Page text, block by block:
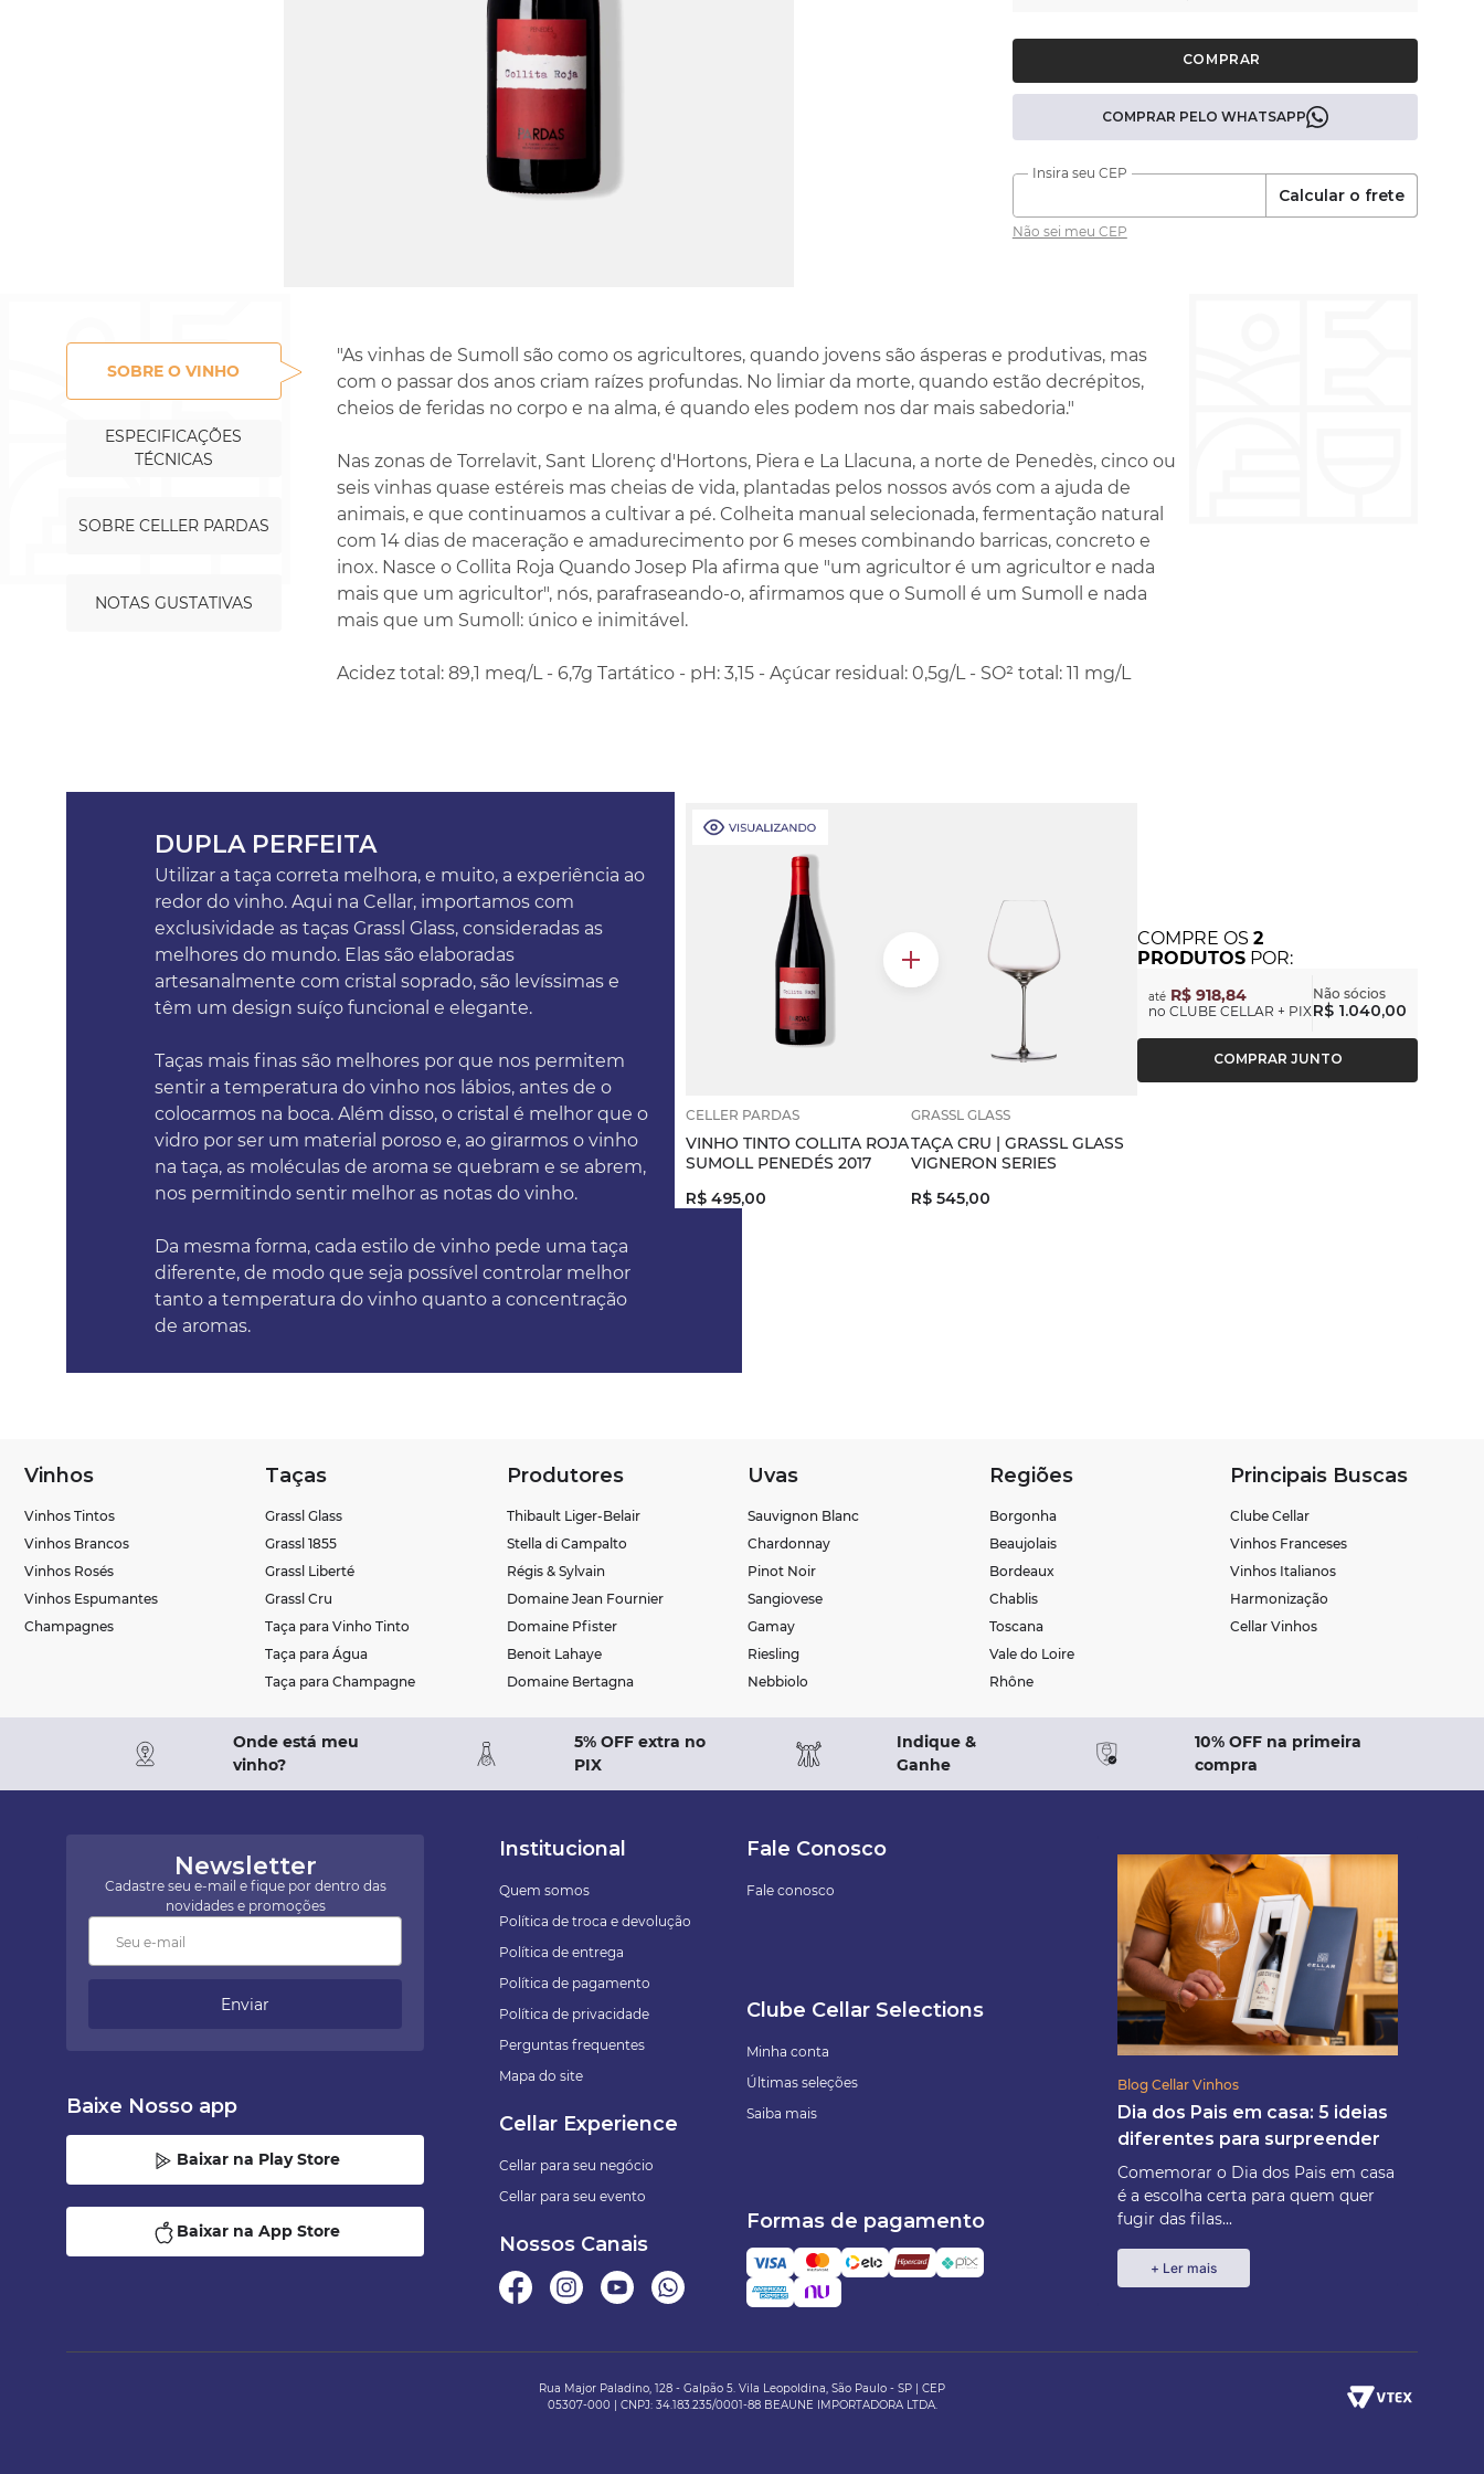
COMPRAR PELO WHATSAPP
Não sei meu CEP
Calcular o frete
SOBRE O VINHO
ESPECIFICAÇÕES
TÉCNICAS
SOBRE CELLER PARDAS
NOTAS GUSTATIVAS
"As vinhas de Sumoll são como os agricultores, quando jovens são ásperas e produtivas, mas
com o passar dos anos criam raízes profundas. No limiar da morte, quando estão decrépitos,
cheios de feridas no corpo e na alma, é quando eles podem nos dar mais sabedoria."
Nas zonas de Torrelavit, Sant Llorenç d'Hortons, Piera e La Llacuna, a norte de Penedès, cinco ou
seis vinhas quase estéreis mas cheias de vida, plantadas pelos nossos avós com a ajuda de
animais, e que continuamos a cultivar a pé. Colheita manual selecionada, fermentação natural
com 14 dias de maceração e amadurecimento por 6 meses combinando barricas, concreto e
inox. Nasce o Collita Roja Quando Josep Pla afirma que "um agricultor é um agricultor e nada
mais que um agricultor", nós, parafraseando-o, afirmamos que o Sumoll é um Sumoll e nada
mais que um Sumoll: único e inimitável.
Acidez total: 89,1 meq/L - 6,7g Tartático - pH: 3,15 - Açúcar residual: 0,5g/L - SO² total: 11 mg/L
DUPLA PERFEITA
Utilizar a taça correta melhora, e muito, a experiência ao
redor do vinho. Aqui na Cellar, importamos com
exclusividade as taças Grassl Glass, consideradas as
melhores do mundo. Elas são elaboradas
artesanalmente com cristal soprado, são levíssimas e
têm um design suíço funcional e elegante.
Taças mais finas são melhores por que nos permitem
sentir a temperatura do vinho nos lábios, antes de o
colocarmos na boca. Além disso, o cristal é melhor que o
vidro por ser um material poroso e, ao girarmos o vinho
na taça, as moléculas de aroma se quebram e se abrem,
nos permitindo sentir melhor as notas do vinho.
Da mesma forma, cada estilo de vinho pede uma taça
diferente, de modo que seja possível controlar melhor
tanto a temperatura do vinho quanto a concentração
de aromas.
CELLER PARDAS
VINHO TINTO COLLITA ROJA
SUMOLL PENEDÉS 2017
R$ 495,00
GRASSL GLASS
TAÇA CRU | GRASSL GLASS
VIGNERON SERIES
R$ 545,00
COMPRE OS 2
PRODUTOS POR:
até R$ 918,84
no CLUBE CELLAR + PIX
Não sócios
R$ 1.040,00
COMPRAR JUNTO
Vinhos
Vinhos Tintos
Vinhos Brancos
Vinhos Rosés
Vinhos Espumantes
Champagnes
Taças
Grassl Glass
Grassl 1855
Grassl Liberté
Grassl Cru
Taça para Vinho Tinto
Taça para Água
Taça para Champagne
Produtores
Thibault Liger-Belair
Stella di Campalto
Régis & Sylvain
Domaine Jean Fournier
Domaine Pfister
Benoit Lahaye
Domaine Bertagna
Uvas
Sauvignon Blanc
Chardonnay
Pinot Noir
Sangiovese
Gamay
Riesling
Nebbiolo
Regiões
Borgonha
Beaujolais
Bordeaux
Chablis
Toscana
Vale do Loire
Rhône
Principais Buscas
Clube Cellar
Vinhos Franceses
Vinhos Italianos
Harmonização
Cellar Vinhos
Onde está meu
vinho?
5% OFF extra no
PIX
Indique &
Ganhe
10% OFF na primeira
compra
Newsletter
Cadastre seu e-mail e fique por dentro das
novidades e promoções
Enviar
Baixe Nosso app
Baixar na Play Store
Baixar na App Store
Institucional
Quem somos
Política de troca e devolução
Política de entrega
Política de pagamento
Política de privacidade
Perguntas frequentes
Mapa do site
Cellar Experience
Cellar para seu negócio
Cellar para seu evento
Nossos Canais
Fale Conosco
Fale conosco
Clube Cellar Selections
Minha conta
Últimas seleções
Saiba mais
Formas de pagamento
Blog Cellar Vinhos
Dia dos Pais em casa: 5 ideias
diferentes para surpreender
Comemorar o Dia dos Pais em casa
é a escolha certa para quem quer
fugir das filas...
+ Ler mais
Rua Major Paladino, 128 - Galpão 5. Vila Leopoldina, São Paulo - SP | CEP
05307-000 | CNPJ: 34.183.235/0001-88 BEAUNE IMPORTADORA LTDA.